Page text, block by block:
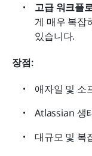
고급 워크플
게 매우 복잡
있습니다.
장점:
애자일 및 소
Atlassian 생
대규모 및 복